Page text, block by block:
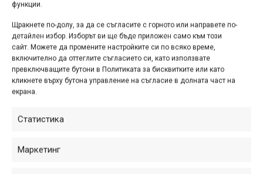
функции.
Щракнете по-долу, за да се съгласите с горното или направете по-
детайлен избор. Изборът ви ще бъде приложен само към този
сайт. Можете да промените настройките си по всяко време,
включително да оттеглите съгласието си, като използвате
превключващите бутони в Политиката за бисквитките или като
кликнете върху бутона управление на съгласие в долната част на
екрана.
Статистика
Маркетинг
14.07.2018
юли 13, 2018 at 22:03. 239
Писна ли ви от дъждове и облаци?
На нас също! Затова с тази снимка